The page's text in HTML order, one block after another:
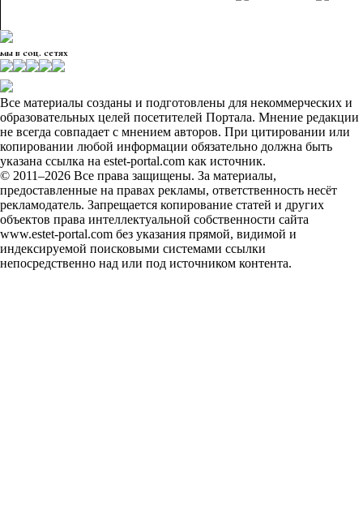
мы в соц. сетях
Все материалы созданы и подготовлены для некоммерческих и
образовательных целей посетителей Портала. Мнение редакции
не всегда совпадает с мнением авторов. При цитировании или
копировании любой информации обязательно должна быть
указана ссылка на estet-portal.com как источник.
© 2011–2026 Все права защищены. За материалы,
предоставленные на правах рекламы, ответственность несёт
рекламодатель. Запрещается копирование статей и других
объектов права интеллектуальной собственности сайта
www.estet-portal.com без указания прямой, видимой и
индексируемой поисковыми системами ссылки
непосредственно над или под источником контента.